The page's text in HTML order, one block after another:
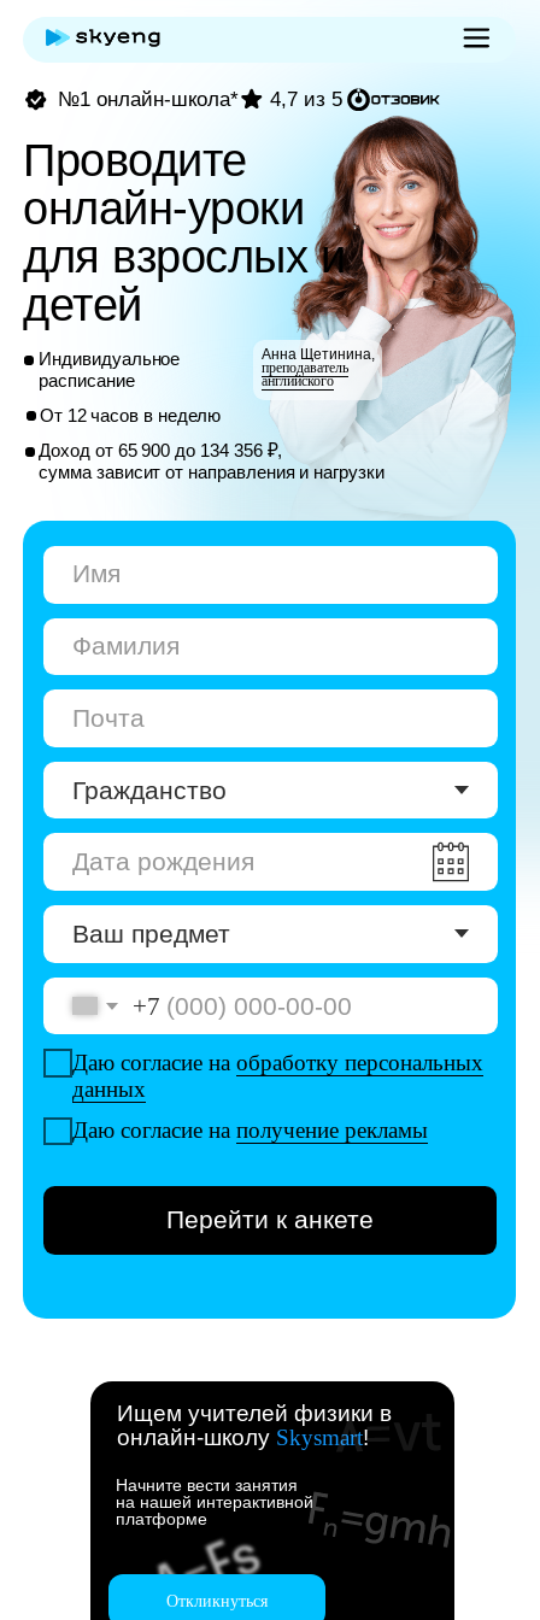
Индивидуальное
расписание
От 12 часов в неделю
Доход от 65 900 до 134 356 ₽,
сумма зависит от направления и нагрузки
4,7 из 5
Проводите
онлайн-уроки
для взрослых и
детей
Даю согласие наобработку персональных
Даю согласие наполучение рекламы
Перейти к анкете
Анна Щетинина,
преподаватель
Ищем учителей физики в
онлайн-школу Skysmart!
Начните вести занятия
на нашей интерактивной
платформе
Откликнуться